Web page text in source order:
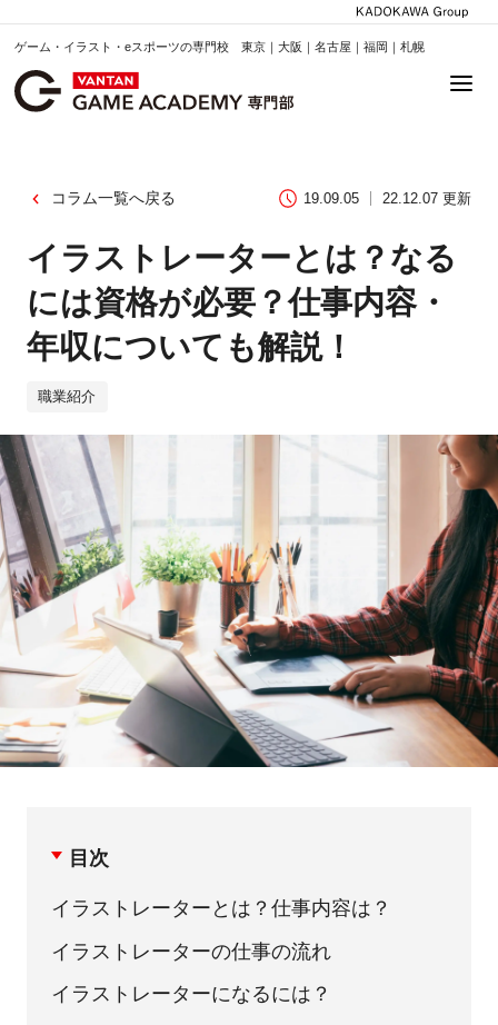
ゲーム・イラスト・eスポーツの専門校 東京｜大阪｜名古屋｜福岡｜札幌
コラム一覧へ戻る 19.09.05 22.12.07 更新
イラストレーターとは？なる
には資格が必要？仕事内容・
年収についても解説！
職業紹介
目次
イラストレーターとは？仕事内容は？
イラストレーターの仕事の流れ
イラストレーターになるには？